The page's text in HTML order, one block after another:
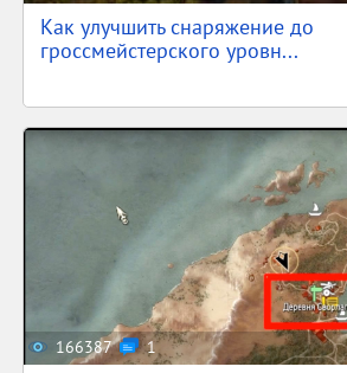
Как улучшить снаряжение до
гроссмейстерского уровн...
166387 1